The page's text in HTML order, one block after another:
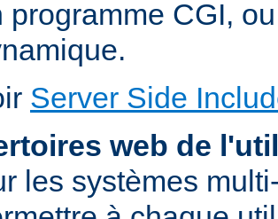
programme CGI,
Server Side
web de
les systèmes